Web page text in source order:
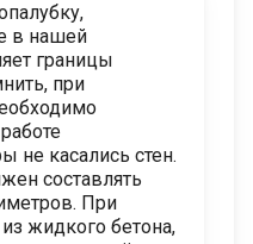
в нашей
границы
при
не касались стен.
составлять
При
жидкого бетона,